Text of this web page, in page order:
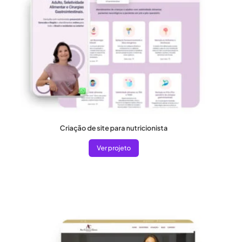
Criação de site para nutricionista
Ver projeto